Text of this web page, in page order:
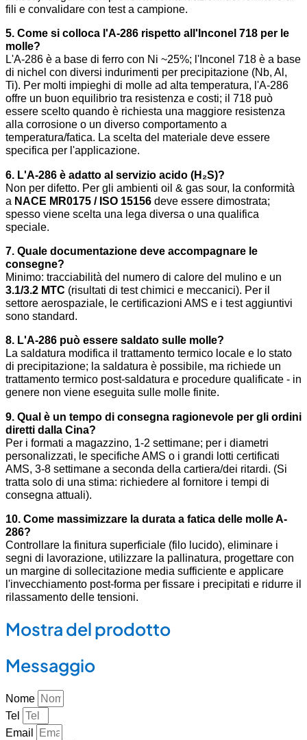
fili e convalidare con test a campione.
5. Come si colloca l'A-286 rispetto all'Inconel 718 per le
molle?
L'A-286 è a base di ferro con Ni ~25%; l'Inconel 718 è a base
di nichel con diversi indurimenti per precipitazione (Nb, Al,
Ti). Per molti impieghi di molle ad alta temperatura, l'A-286
offre un buon equilibrio tra resistenza e costi; il 718 può
essere scelto quando è richiesta una maggiore resistenza
alla corrosione o un diverso comportamento a
temperatura/fatica. La scelta del materiale deve essere
specifica per l'applicazione.
6. L'A-286 è adatto al servizio acido (H₂S)?
Non per difetto. Per gli ambienti oil & gas sour, la conformità
a NACE MR0175 / ISO 15156 deve essere dimostrata;
spesso viene scelta una lega diversa o una qualifica
speciale.
7. Quale documentazione deve accompagnare le
consegne?
Minimo: tracciabilità del numero di calore del mulino e un
3.1/3.2 MTC (risultati di test chimici e meccanici). Per il
settore aerospaziale, le certificazioni AMS e i test aggiuntivi
sono standard.
8. L'A-286 può essere saldato sulle molle?
La saldatura modifica il trattamento termico locale e lo stato
di precipitazione; la saldatura è possibile, ma richiede un
trattamento termico post-saldatura e procedure qualificate - in
genere non viene eseguita sulle molle finite.
9. Qual è un tempo di consegna ragionevole per gli ordini
diretti dalla Cina?
Per i formati a magazzino, 1-2 settimane; per i diametri
personalizzati, le specifiche AMS o i grandi lotti certificati
AMS, 3-8 settimane a seconda della cartiera/dei ritardi. (Si
tratta solo di una stima: richiedere al fornitore i tempi di
consegna attuali).
10. Come massimizzare la durata a fatica delle molle A-
286?
Controllare la finitura superficiale (filo lucido), eliminare i
segni di lavorazione, utilizzare la pallinatura, progettare con
un margine di sollecitazione media sufficiente e applicare
l'invecchiamento post-forma per fissare i precipitati e ridurre il
rilassamento delle tensioni.
Mostra del prodotto
Messaggio
Nome
Tel
Email